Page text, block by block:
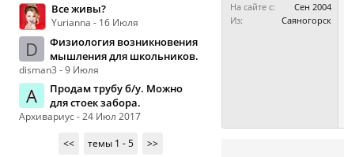
Все живы?
Yurianna - 16 Июля
D
Физиология возникновения
мышления для школьников.
disman3 - 9 Июля
А
Продам трубу б/у. Можно
для стоек забора.
Архивариус - 24 Июл 2017
<<
темы 1 - 5 >>
На сайте с:
Сен 2004
Из:
Саяногорск